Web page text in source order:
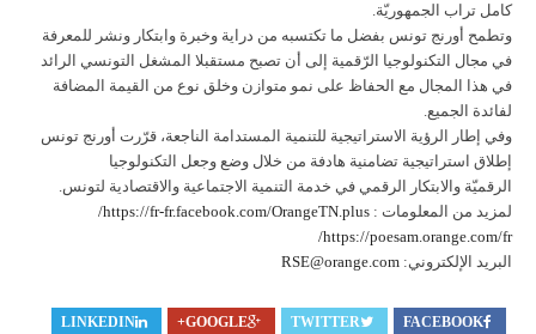
كامل تراب الجمهوريّة.
وتطمح أورنج تونس بفضل ما تكتسبه من دراية وخبرة وابتكار ونشر للمعرفة
في مجال التكنولوجيا الرّقمية إلى أن تصبح مستقبلا المشغل التونسي الرائد
في هذا المجال مع الحفاظ على نمو متوازن وخلق نوع من القيمة المضافة
لفائدة الجميع.
وفي إطار الرؤية الاستراتيجية للتنمية المستدامة الناجعة، قرّرت أورنج تونس
إطلاق استراتيجية تضامنية هادفة من خلال وضع وجعل التكنولوجيا
الرقميّة والابتكار الرقمي في خدمة التنمية الاجتماعية والاقتصادية لتونس.
لمزيد من المعلومات : https://fr-fr.facebook.com/OrangeTN.plus/
https://poesam.orange.com/fr/
البريد الإلكتروني: RSE@orange.com
FACEBOOK
TWITTER
GOOGLE+
LINKEDIN